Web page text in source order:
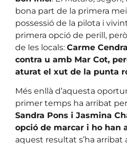
bona part de la primera
possessió de la pilota i
primera opció de perill,
de les locals: Carme
contra u amb Mar Cot,
aturat el xut de la punta
Més enllà d’aquesta
primer temps ha arribat
Sandra Pons i Jasmina
opció de marcar i ho han
aquest resultat s’ha arribat